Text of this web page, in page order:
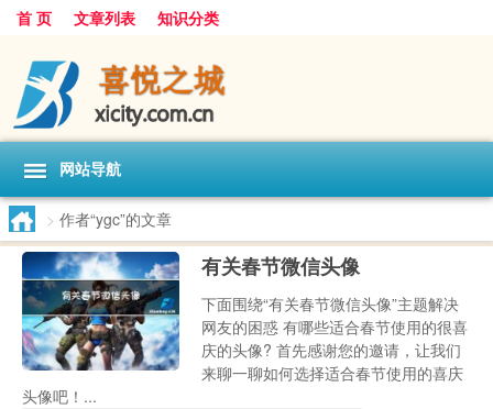
首 页 文章列表 知识分类
网站导航
> 作者“ygc”的文章
有关春节微信头像
下面围绕“有关春节微信头像”主题解决
网友的困惑 有哪些适合春节使用的很喜
庆的头像? 首先感谢您的邀请，让我们
来聊一聊如何选择适合春节使用的喜庆
头像吧！...